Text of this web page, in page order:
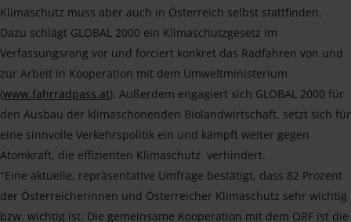
Klimaschutz muss aber auch in Österreich selbst stattfinden.
Dazu schlägt GLOBAL 2000 ein Klimaschutzgesetz im
Verfassungsrang vor und forciert konkret das Radfahren von und
zur Arbeit in Kooperation mit dem Umweltministerium
(www.fahrradpass.at). Außerdem engagiert sich GLOBAL 2000 für
den Ausbau der klimaschonenden Biolandwirtschaft, setzt sich für
eine sinnvolle Verkehrspolitik ein und kämpft weiter gegen
Atomkraft, die effizienten Klimaschutz verhindert.
"Eine aktuelle, repräsentative Umfrage bestätigt, dass 82 Prozent
der Österreicherinnen und Österreicher Klimaschutz sehr wichtig
bzw. wichtig ist. Die gemeinsame Kooperation mit dem ORF ist die